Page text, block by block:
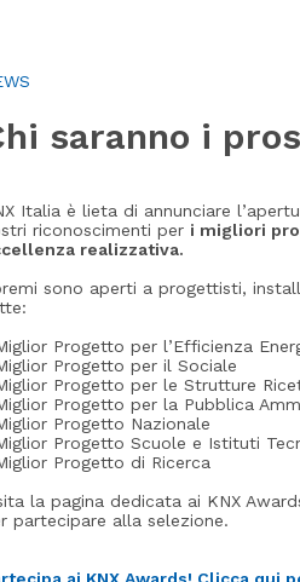
saranno i
Italia è lieta di annunciare
riconoscimenti per i migliori
realizzativa.
sono aperti a progettisti,
Progetto per l’Efficienza
Progetto per il Sociale
Progetto per le Strutture
Progetto per la Pubblica
Progetto Nazionale
Progetto Scuole e Istituti
Progetto di Ricerca
la pagina dedicata ai KNX
partecipare alla selezione.